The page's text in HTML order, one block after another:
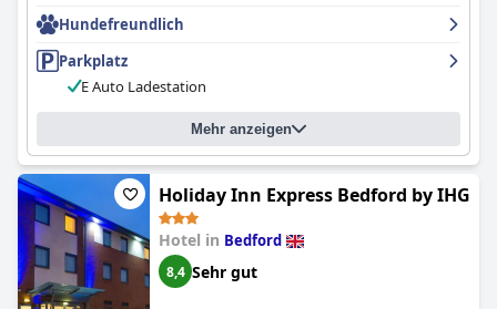
eine zusätzliche Gebühr zu entrichten ist. Die Gäste schwärmten
von den freundlichen und hilfsbereiten Mitarbeitern, die einen
professionellen und aufmerksamen Service boten; nur wenige
erlebten unfreundliche oder wenig hilfsbereite Mitarbeiter. Das
Essen im Hotel wurde mit gemischten Gefühlen bewertet: Einige
Gäste fanden das Frühstück kalt, schlecht zubereitet oder mit zu
wenig Auswahl und einige beschrieben das Abendessen als
verkocht oder fade. Andere wiederum lobten die Qualität der
Menüs in den Restaurants. Die Sauberkeit des Hotels wurde
vielfach positiv bewertet, wobei einige kleinere Probleme wie
schmutzige Teppiche und Fenster bemängelt wurden. Obwohl
die Parkmöglichkeiten in der Hochsaison begrenzt und
schwierig zu finden sein können, schätzten die Gäste die
Verfügbarkeit von Parkplätzen vor Ort, die zusätzliche
Hundefreundlich
Parkplatz
E Auto Ladestation
Mehr anzeigen
Holiday Inn Express Bedford by IHG
Hotel in Bedford
8,4 Sehr gut